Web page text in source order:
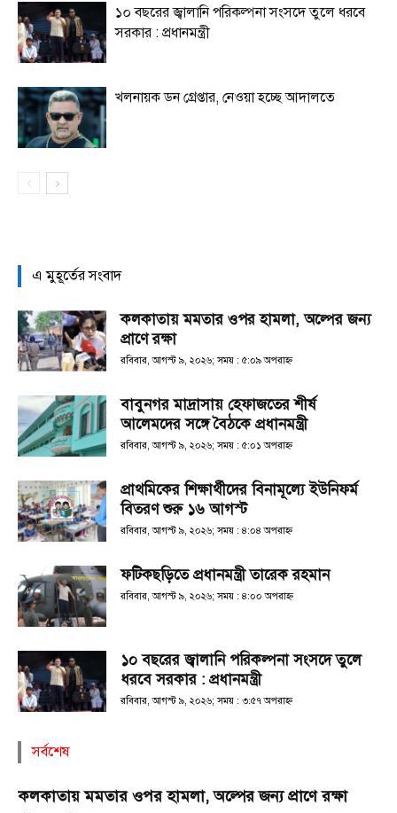
১০ বছরের জ্বালানি পরিকল্পনা সংসদে তুলে ধরবে
সরকার : প্রধানমন্ত্রী
খলনায়ক ডন গ্রেপ্তার, নেওয়া হচ্ছে আদালতে
এ মুহূর্তের সংবাদ
কলকাতায় মমতার ওপর হামলা, অল্পের জন্য
প্রাণে রক্ষা
রবিবার, আগস্ট ৯, ২০২৬; সময় : ৫:০৯ অপরাহ্ণ
বাবুনগর মাদ্রাসায় হেফাজতের শীর্ষ
আলেমদের সঙ্গে বৈঠকে প্রধানমন্ত্রী
রবিবার, আগস্ট ৯, ২০২৬; সময় : ৫:০১ অপরাহ্ণ
প্রাথমিকের শিক্ষার্থীদের বিনামূল্যে ইউনিফর্ম
বিতরণ শুরু ১৬ আগস্ট
রবিবার, আগস্ট ৯, ২০২৬; সময় : ৪:০৪ অপরাহ্ণ
ফটিকছড়িতে প্রধানমন্ত্রী তারেক রহমান
রবিবার, আগস্ট ৯, ২০২৬; সময় : ৪:০০ অপরাহ্ণ
১০ বছরের জ্বালানি পরিকল্পনা সংসদে তুলে
ধরবে সরকার : প্রধানমন্ত্রী
রবিবার, আগস্ট ৯, ২০২৬; সময় : ৩:৫৭ অপরাহ্ণ
সর্বশেষ
কলকাতায় মমতার ওপর হামলা, অল্পের জন্য প্রাণে রক্ষা